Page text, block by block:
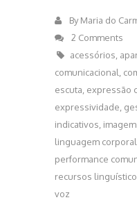
ByMaria do
2 Comments
acessórios
comunicacional
escuta expressão
expressividade
indicativos
linguagem corporal
performance
recursos
voz